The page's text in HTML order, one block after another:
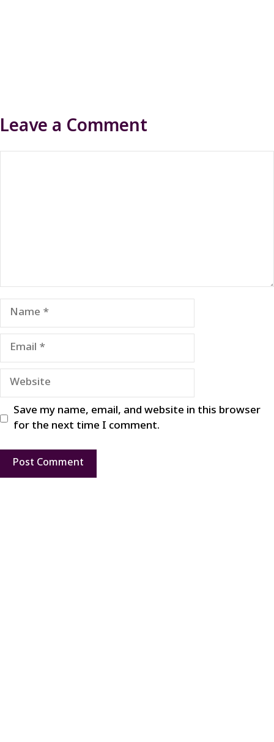
Leave a Comment
Name
Email
Website
Save my name, email, and website in this browser
for the next time I comment.